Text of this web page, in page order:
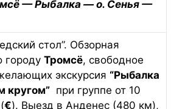
— Рыбалка — о. Сенья —
стол”. Обзорная
городу Тромсё, свободное
экскурсия “Рыбалка
кругом” при группе от 10
€). Выезд в Анденес (480 км),